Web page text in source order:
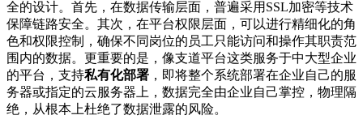
全的设计。首先，在数据传输层面，普遍采用SSL加密等技术
保障链路安全。其次，在平台权限层面，可以进行精细化的角
色和权限控制，确保不同岗位的员工只能访问和操作其职责范
围内的数据。更重要的是，像支道平台这类服务于中大型企业
的平台，支持私有化部署 ，即将整个系统部署在企业自己的服
务器或指定的云服务器上，数据完全由企业自己掌控，物理隔
绝，从根本上杜绝了数据泄露的风险。